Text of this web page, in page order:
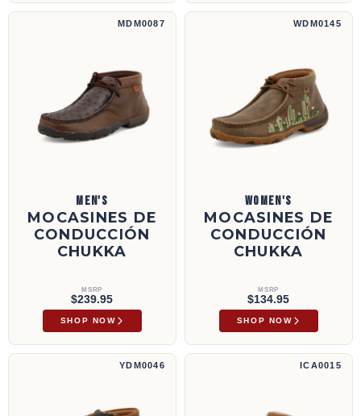
Mocasines de conducción Chukka | MDM0087
MDM0087
MEN'S
MOCASINES DE
CONDUCCIÓN
CHUKKA
MSRP
$239.95
SHOP NOW
Mocasines de conducción Chukka |
WDM0145
WOMEN'S
MOCASINES DE
CONDUCCIÓN
CHUKKA
MSRP
$134.95
SHOP NOW
Mocasines de conducción Chukka | YDM0046
YDM0046
Mocasines de conducción Chukka | ICA0015
ICA0015